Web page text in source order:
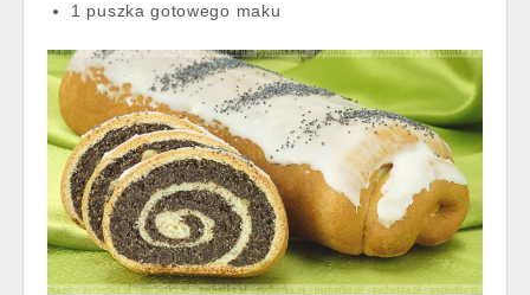
1 puszka gotowego maku